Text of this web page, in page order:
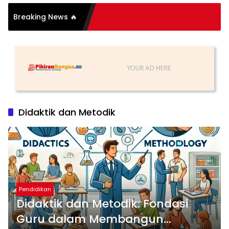
Breaking News 🔥
Organisasi: Antara
Substansi
Didaktik dan Metodik
Pendidikan
Didaktik dan Metodik: Fondasi
Guru dalam Membangun